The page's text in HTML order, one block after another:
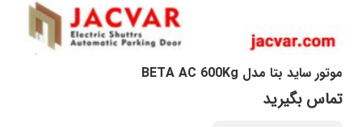
موتور ساید بتا مدل BETA AC 600Kg
تماس بگیرید